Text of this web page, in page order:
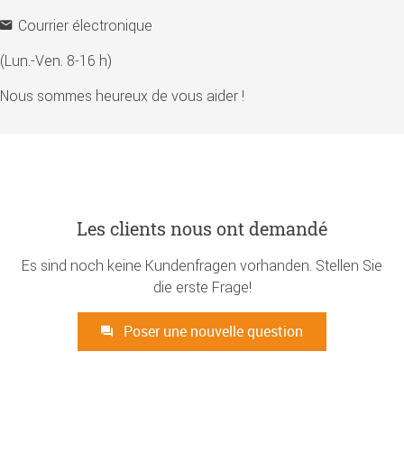
Courrier électronique
(Lun.-Ven. 8-16 h)
Nous sommes heureux de vous aider !
Les clients nous ont demandé
Es sind noch keine Kundenfragen vorhanden. Stellen Sie
die erste Frage!
Poser une nouvelle question